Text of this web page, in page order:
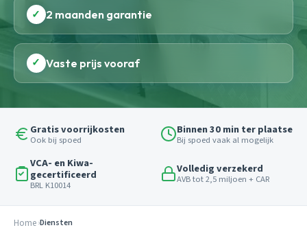
✓ 2 maanden garantie
✓ Vaste prijs vooraf
Gratis voorrijkosten
Ook bij spoed
Binnen 30 min ter plaatse
Bij spoed vaak al mogelijk
VCA- en Kiwa-
gecertificeerd
BRL K10014
Volledig verzekerd
AVB tot 2,5 miljoen + CAR
Home Diensten